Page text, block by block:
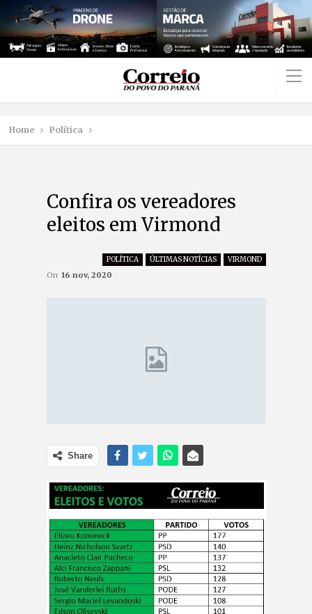
Home Política
Confira os vereadores
eleitos em Virmond
POLÍTICA ÚLTIMAS NOTÍCIAS VIRMOND
On 16 nov, 2020
Share